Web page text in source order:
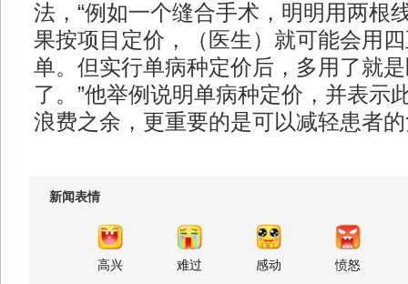
法，“例如一个缝合手术，明明用两根
果按项目定价，（医生）就可能会用
单。但实行单病种定价后，多用了就
了。”他举例说明单病种定价，并表示
浪费之余，更重要的是可以减轻患者
新闻表情
高兴 难过 感动 愤怒